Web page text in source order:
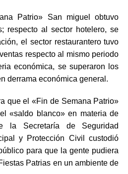
Patrio» San miguel obtuvo
respecto al sector hotelero, se
el sector restaurantero tuvo
respecto al mismo periodo
económica, se superaron los
derrama económica general.
que el «Fin de Semana Patrio»
«saldo blanco» en materia de
la Secretaría de Seguridad
y Protección Civil custodió
para que la gente pudiera
Patrias en un ambiente de